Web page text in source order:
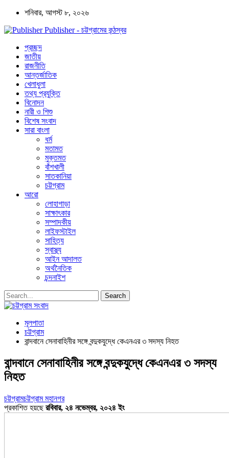
শনিবার, আগস্ট ৮, ২০২৬
Publisher - চট্টগ্রামের কন্ঠস্বর
প্রচ্ছদ
জাতীয়
রাজনীতি
আন্তর্জাতিক
খেলাধুলা
তথ্য প্রযুক্তি
বিনোদন
নারী ও শিশু
বিশেষ সংবাদ
সারা বাংলা
ধর্ম
মতামত
মুক্তমত
বাঁশখালী
সাতকানিয়া
চট্টগ্রাম
আরো
লোহাগাড়া
সাক্ষাৎকার
সম্পাদকীয়
লাইফস্টাইল
সাহিত্য
স্বাস্থ্য
আইন আদালত
অর্থনৈতিক
চন্দনাইশ
মূলপাতা
চট্টগ্রাম
বান্দবানে সেনাবাহিনীর সঙ্গে বন্দুকযুদ্ধে কেএনএর ৩ সদস্য নিহত
বান্দবানে সেনাবাহিনীর সঙ্গে বন্দুকযুদ্ধে কেএনএর ৩ সদস্য
নিহত
চট্টগ্রামচট্টগ্রাম মহানগর
প্রকাশিত হয়ছেরবিবার, ২৪ নভেম্বর, ২০২৪ ইং